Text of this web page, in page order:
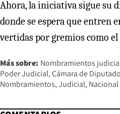
Ahora, la iniciativa sigue su
donde se espera que entren
vertidas por gremios como
Más sobre: Nombramientos
Poder Judicial Cámara de
Nombramientos Judicial Nacional